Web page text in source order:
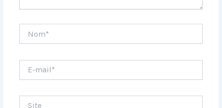
mail*